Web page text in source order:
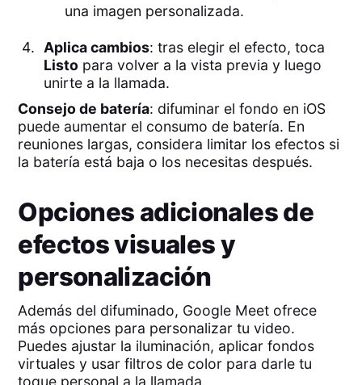
una imagen personalizada.
Aplica cambios: tras elegir el efecto, toca
Listopara volver a la vista previa y luego
unirte a la llamada.
Consejo de batería: difuminar el fondo en iOS
puede aumentar el consumo de batería. En
reuniones largas, considera limitar los efectos si
la batería está baja o los necesitas después.
Opciones adicionales de
efectos visuales y
personalización
Además del difuminado, Google Meet ofrece
más opciones para personalizar tu video.
Puedes ajustar la iluminación, aplicar fondos
virtuales y usar filtros de color para darle tu
toque personal a la llamada.